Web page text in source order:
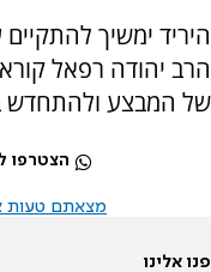
היריד ימשיך
הרב יהודה רפאל
של המבצע ולהתחדש
הצטרפו
מצאתם טעות
פנו אלינו